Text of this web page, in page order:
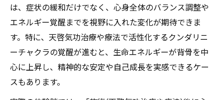
は、症状の緩和だけでなく、心身全体のバランス調整や
エネルギー覚醒までを視野に入れた変化が期待できま
す。特に、天啓気功治療や療法で活性化するクンダリニ
ーチャクラの覚醒が進むと、生命エネルギーが背骨を中
心に上昇し、精神的な安定や自己成長を実感できるケー
スもあります。